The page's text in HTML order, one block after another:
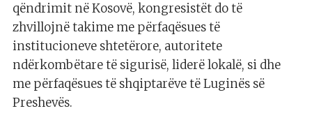
qëndrimit në Kosovë, kongresistët do të
zhvillojnë takime me përfaqësues të
institucioneve shtetërore, autoritete
ndërkombëtare të sigurisë, liderë lokalë, si dhe
me përfaqësues të shqiptarëve të Luginës së
Preshevës.